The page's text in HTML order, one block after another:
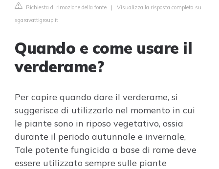
Richiesta di rimozione della fonte | Visualizza la risposta completa su
sgaravattigroup.it
Quando e come usare il
verderame?
Per capire quando dare il verderame, si
suggerisce di utilizzarlo nel momento in cui
le piante sono in riposo vegetativo, ossia
durante il periodo autunnale e invernale,
Tale potente fungicida a base di rame deve
essere utilizzato sempre sulle piante